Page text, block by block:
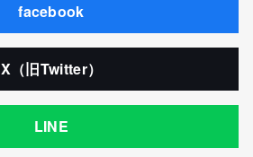
facebook
X（旧Twitter）
LINE